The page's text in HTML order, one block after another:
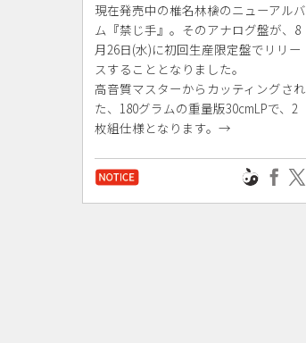
現在発売中の椎名林檎のニューアルバ
ム『禁じ手』。そのアナログ盤が、8
月26日(水)に初回生産限定盤でリリー
スすることとなりました。
高音質マスターからカッティングされ
た、180グラムの重量版30cmLPで、2
枚組仕様となります。→